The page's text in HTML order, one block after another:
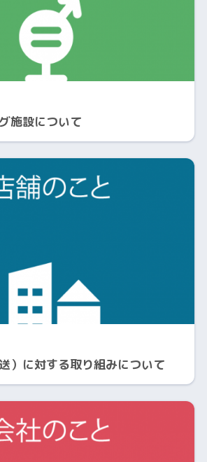
施設について
）に対する取り組みについて